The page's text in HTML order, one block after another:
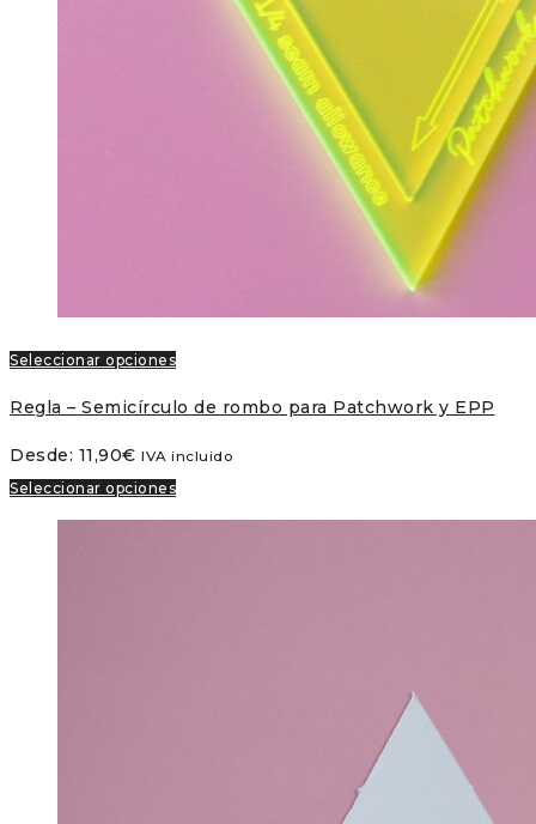
Seleccionar opciones
Regla – Semicírculo de rombo para Patchwork y EPP
Desde: 11,90€ IVA incluido
Seleccionar opciones